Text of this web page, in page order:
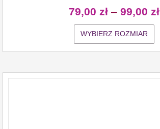
79,00 zł – 99,00 zł
WYBIERZ ROZMIAR